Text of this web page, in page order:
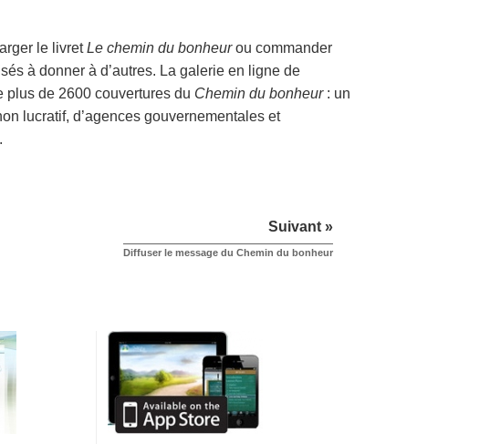
le livretLe chemin du bonheurou commander
à donner à d’autres. La galerie en ligne de
plus de 2600 couvertures du Chemin du bonheur: un
lucratif, d’agences gouvernementales et
Suivant »
Diffuser le message du Chemin du bonheur